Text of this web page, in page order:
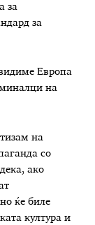
за
за
Европа
на
на
со
ако
ќе биле
култура и